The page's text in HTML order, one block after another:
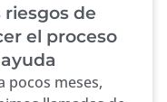
riesgos de
el proceso
pocos meses,